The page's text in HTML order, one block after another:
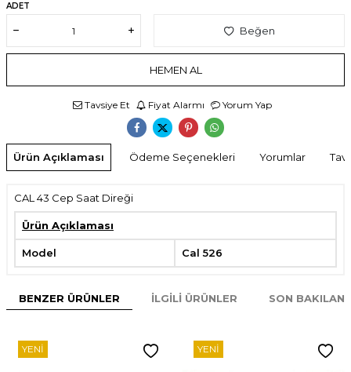
ADET
Beğen
HEMEN AL
Tavsiye Et Fiyat Alarmı Yorum Yap
Ürün Açıklaması Ödeme Seçenekleri Yorumlar
CAL 43 Cep Saat Direği
Ürün Açıklaması
Model Cal 526
BENZER ÜRÜNLER İLGILI ÜRÜNLER SON
YENI YENI